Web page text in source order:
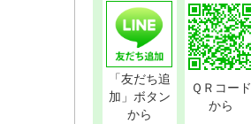
「友だち追
加」ボタン
から
ＱＲコード
から